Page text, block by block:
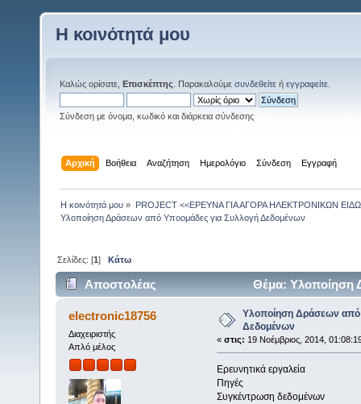
Η κοινότητά μου
Καλώς ορίσατε, Επισκέπτης . Παρακαλούμε συνδεθείτε ή εγγραφείτε
Σύνδεση με όνομα, κωδικό και διάρκεια σύνδεσης
Αρχική Βοήθεια Αναζήτηση Ημερολόγιο Σύνδεση Εγγραφή
Η κοινότητά μου » PROJECT <<ΕΡΕΥΝΑ ΓΙΑ ΑΓΟΡΑ ΗΛΕΚΤΡΟΝΙΚΩΝ
Υλοποίηση Δράσεων από Υποομάδες για Συλλογή Δεδομένων
Σελίδες: [1]Κάτω
Αποστολέας
Θέμα: Υλοποίηση
(Αναγνώστηκε 4199 φορές)
electronic18756
Διαχειριστής
Απλό μέλος
Υλοποίηση Δράσεων από
Δεδομένων
« στις: 19 Νοέμβριος, 2014,
Ερευνητικά εργαλεία
Πηγές
Συγκέντρωση δεδομένων